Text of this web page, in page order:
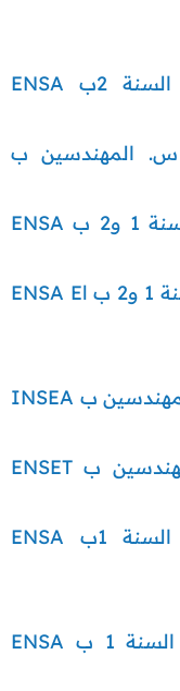
نتائج نهائية مباريات ولوج السنة 2ب ENSA
نتائج نهائية مباراة سنة 1 س. المهندسين ب
نتائج نهائية مباريات ولوج السنة 1 و2 ب ENSA
نتائج نهائية مباريات ولوج السنة 1 و2 ب ENSA El
إنتقاء مباراة سنة 1 و 2 س. المهندسين ب INSEA
إنتقاء مباراة سنة 1 س. المهندسين ب ENSET
نتائج كتابي مباريات ولوج السنة 1ب ENSA
إنتقاء مباريات ولوج السنة 1 ب ENSA